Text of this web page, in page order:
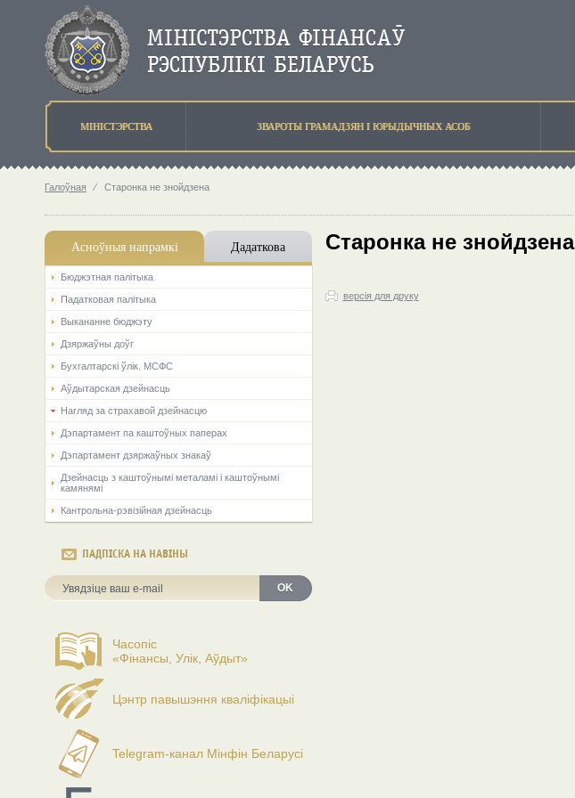
МIНIСТЭРСТВА ЗВАРОТЫ ГРАМАДЗЯН I ЮРЫДЫЧНЫХ АСОБ
Галоўная ⁄ Старонка не знойдзена
Асноўныя напрамкi Дадаткова
Бюджэтная палiтыка
Падатковая палітыка
Выкананне бюджэту
Дзяржаўны доўг
Бухгалтарскі ўлік. МСФС
Аўдытарская дзейнасць
Нагляд за страхавой дзейнасцю
Дэпартамент па каштоўных паперах
Дэпартамент дзяржаўных знакаў
Дзейнасць з каштоўнымі металамі і каштоўнымі
камянямі
Кантрольна-рэвізійная дзейнасць
ПАДПІСКА НА НАВІНЫ
OK
Часопіс
«Фінансы, Улік, Аўдыт»
Цэнтр павышэння кваліфікацыі
Telegram-канал Мінфін Беларусі
Старонка не знойдзена
версія для друку